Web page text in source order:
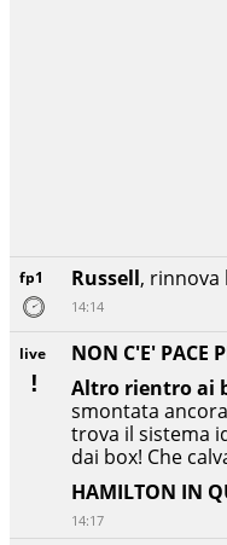
live
NON C'E' PACE
Altro rientro ai
smontata
trova il sistema
dai box! Che
HAMILTON IN
14:17
fp1 Russell, rinnova
14:14